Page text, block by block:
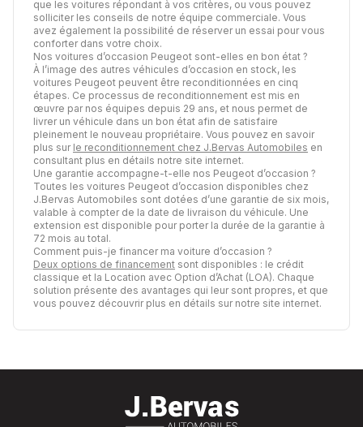
que les voitures répondant à vos critères, ou vous pouvez
solliciter les conseils de notre équipe commerciale. Vous
avez également la possibilité de réserver un essai pour vous
conforter dans votre choix.
Nos voitures d’occasion Peugeot sont-elles en bon état ?
À l’image des autres véhicules d’occasion en stock, les
voitures Peugeot peuvent être reconditionnées en cinq
étapes. Ce processus de reconditionnement est mis en
œuvre par nos équipes depuis 29 ans, et nous permet de
livrer un véhicule dans un bon état afin de satisfaire
pleinement le nouveau propriétaire. Vous pouvez en savoir
plus sur le reconditionnement chez J.Bervas Automobiles en
consultant plus en détails notre site internet.
Une garantie accompagne-t-elle nos Peugeot d’occasion ?
Toutes les voitures Peugeot d’occasion disponibles chez
J.Bervas Automobiles sont dotées d’une garantie de six mois,
valable à compter de la date de livraison du véhicule. Une
extension est disponible pour porter la durée de la garantie à
72 mois au total.
Comment puis-je financer ma voiture d’occasion ?
Deux options de financement sont disponibles : le crédit
classique et la Location avec Option d’Achat (LOA). Chaque
solution présente des avantages qui leur sont propres, et que
vous pouvez découvrir plus en détails sur notre site internet.